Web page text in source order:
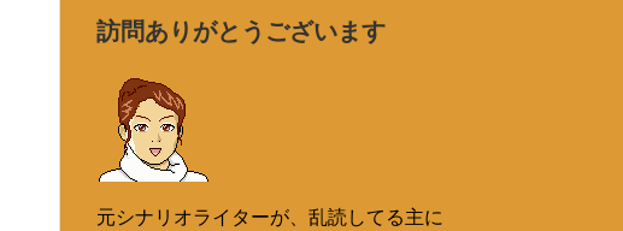
訪問ありがとうございます
元シナリオライターが、乱読してる主に